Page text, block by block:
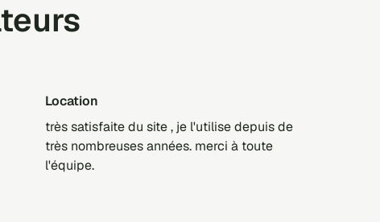
location
très satisfaite du site , je l'utilise depuis de
très nombreuses années. merci à toute
l'équipe.